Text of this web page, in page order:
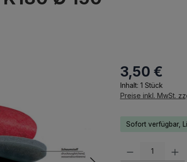
Regulärer Preis:
3,50 €
Inhalt: 1 Stück
Preise inkl. MwSt.
Sofort verfügbar,
Produkt Anzahl: